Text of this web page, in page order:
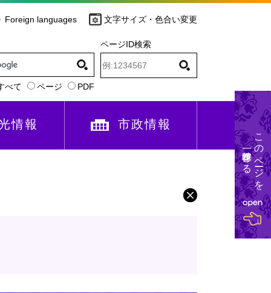
Foreign languages 文字サイズ・色合い変更
べて ページ PDF
ページID検索
情報 市政情報
このページを
一時保存する